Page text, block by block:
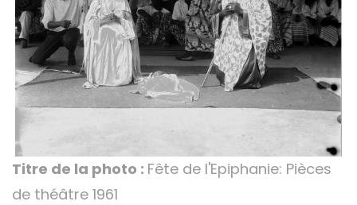
Titre de la photo : Fête de l'Epiphanie: Pièces
de théâtre 1961